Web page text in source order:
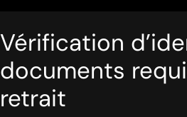
Vérification
documents
retrait